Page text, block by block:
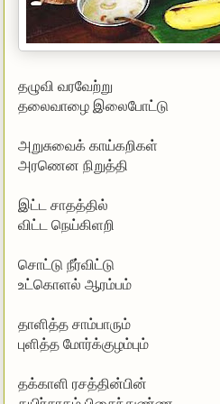
தழுவி வரவேற்று
தலைவாழை இலைபோட்டு
அறுசுவைக் காய்கறிகள்
அரணென நிறுத்தி
இட்ட சாதத்தில்
விட்ட நெய்கிளறி
சொட்டு நீர்விட்டு
உட்கொளல் ஆரம்பம்
தாளித்த சாம்பாரும்
புளித்த மோர்க்குழம்பும்
தக்காளி ரசத்தின்பின்